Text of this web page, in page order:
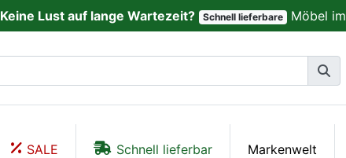
Keine Lust auf lange Wartezeit? Schnell lieferbare Möbel im
SALE Schnell lieferbar Markenwelt